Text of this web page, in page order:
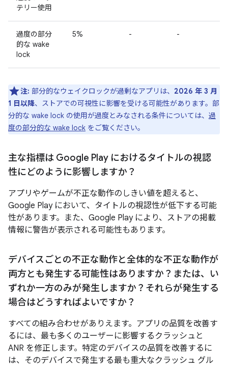
テリー使用
過度の部分
的な wake
lock
5% - -
注: 部分的なウェイクロックが過剰なアプリは、 2026 年 3 月
1 日以降、ストアでの可視性に影響を受ける可能性があります。部
分的な wake lock の使用が過度とみなされる条件については、 過
度の部分的な wake lock をご覧ください。
主な指標は Google Play におけるタイトルの視認
性にどのように影響しますか？
アプリやゲームが不正な動作のしきい値を超えると、
Google Play において、タイトルの視認性が低下する可能
性があります。また、Google Play により、ストアの掲載
情報に警告が表示される可能性もあります。
デバイスごとの不正な動作と全体的な不正な動作が
両方とも発生する可能性はありますか？または、い
ずれか一方のみが発生しますか？それらが発生する
場合はどうすればよいですか？
すべての組み合わせがありえます。アプリの品質を改善す
るには、最も多くのユーザーに影響するクラッシュと
ANR を修正します。特定のデバイスの品質を改善するに
は、そのデバイスで発生する最も重大なクラッシュ グル